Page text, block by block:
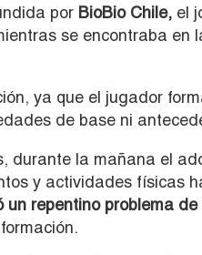
por BioBio Chile, el
se encontraba en
ya que el jugador
de base ni
durante la mañana el
y actividades físicas
un repentino problema de